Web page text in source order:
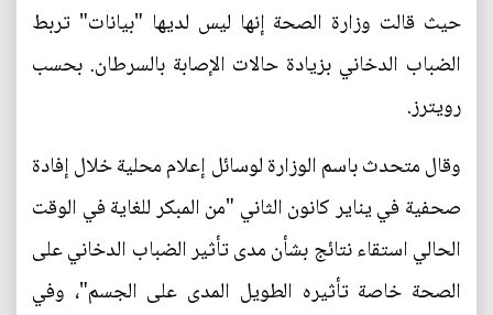
حيث قالت وزارة الصحة إنها ليس لديها "بيانات" تربط
الضباب الدخاني بزيادة حالات الإصابة بالسرطان. بحسب
رويترز.
وقال متحدث باسم الوزارة لوسائل إعلام محلية خلال إفادة
صحفية في يناير كانون الثاني "من المبكر للغاية في الوقت
الحالي استقاء نتائج بشأن مدى تأثير الضباب الدخاني على
الصحة خاصة تأثيره الطويل المدى على الجسم"، وفي